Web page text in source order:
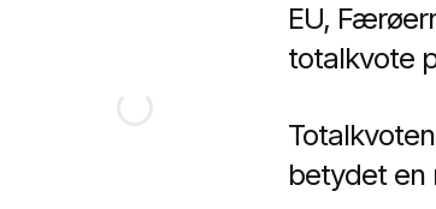
EU,
totalkvote
betydet en